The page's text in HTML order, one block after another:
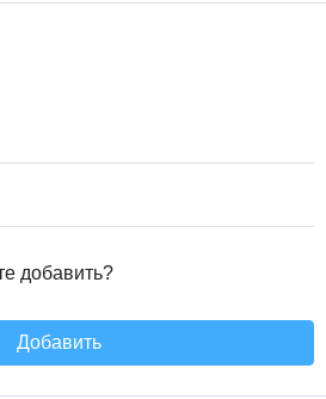
добавить?
Добавить